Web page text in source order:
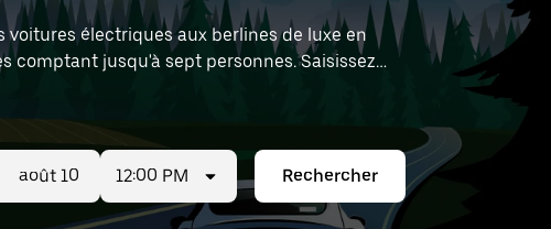
voitures électriques aux berlines de luxe en
comptant jusqu'à sept personnes. Saisissez
location à proximité.
12:00 PM Rechercher